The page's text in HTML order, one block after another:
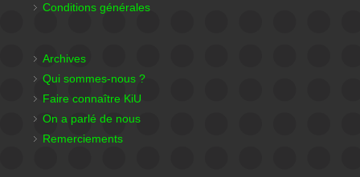
Conditions générales
Archives
Qui sommes-nous ?
Faire connaître KiU
On a parlé de nous
Remerciements